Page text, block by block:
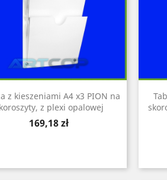
z kieszeniami A4 x3 PION na
z plexi opalowej
Cena
169,18 zł